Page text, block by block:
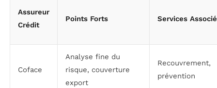
Assureur
Crédit
Points Forts Services
Coface
Analyse fine du
risque, couverture
export
Recouvrement,
prévention